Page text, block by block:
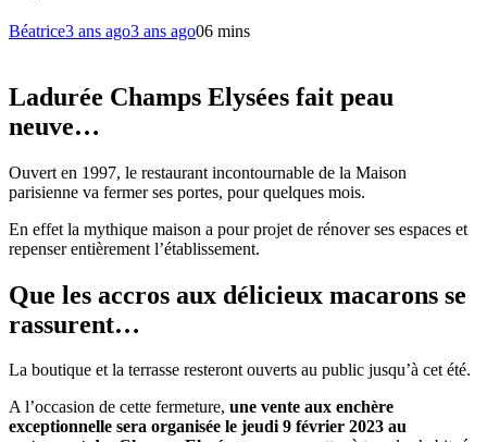
Béatrice3 ans ago3 ans ago06 mins
Ladurée Champs Elysées fait peau
neuve…
Ouvert en 1997, le restaurant incontournable de la Maison
parisienne va fermer ses portes, pour quelques mois.
En effet la mythique maison a pour projet de rénover ses espaces et
repenser entièrement l’établissement.
Que les accros aux délicieux macarons se
rassurent…
La boutique et la terrasse resteront ouverts au public jusqu’à cet été.
A l’occasion de cette fermeture, une vente aux enchère
exceptionnelle sera organisée le jeudi 9 février 2023 au